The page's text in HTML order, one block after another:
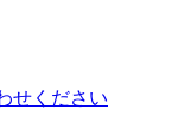
せください